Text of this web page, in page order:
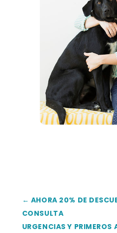
← AHORA 20% DE
CONSULTA
URGENCIAS Y